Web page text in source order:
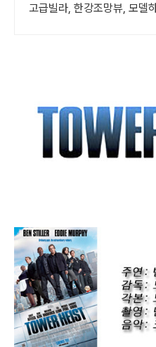
고급빌라, 한강조망뷰, 모델